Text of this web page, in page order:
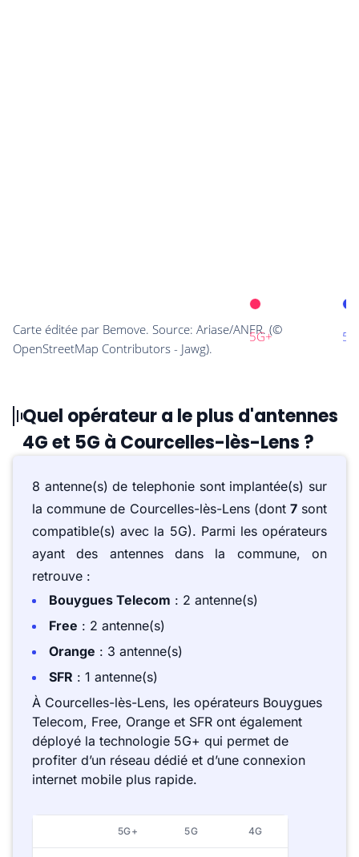
Quel opérateur a le plus d'antennes
4G et 5G à Courcelles-lès-Lens ?
8 antenne(s) de telephonie sont implantée(s) sur
la commune de Courcelles-lès-Lens (dont 7sont
compatible(s) avec la 5G). Parmi les opérateurs
ayant des antennes dans la commune, on
retrouve :
Bouygues Telecom : 2 antenne(s)
Free : 2 antenne(s)
Orange : 3 antenne(s)
SFR : 1 antenne(s)
À Courcelles-lès-Lens, les opérateurs Bouygues
Telecom, Free, Orange et SFR ont également
déployé la technologie 5G+ qui permet de
profiter d’un réseau dédié et d’une connexion
internet mobile plus rapide.
5G+ 5G 4G